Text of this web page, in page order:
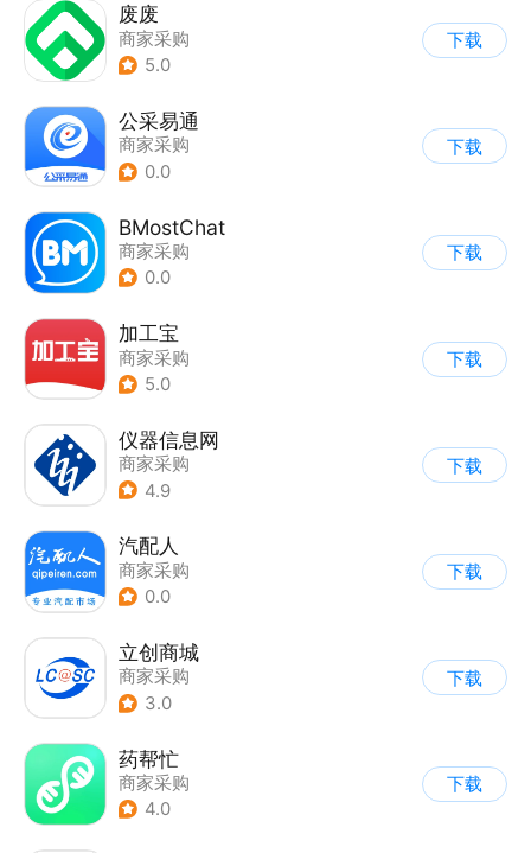
废废
商家采购
5.0
下载
公采易通
商家采购
0.0
下载
BMostChat
商家采购
0.0
下载
加工宝
商家采购
5.0
下载
仪器信息网
商家采购
4.9
下载
汽配人
商家采购
0.0
下载
立创商城
商家采购
3.0
下载
药帮忙
商家采购
4.0
下载